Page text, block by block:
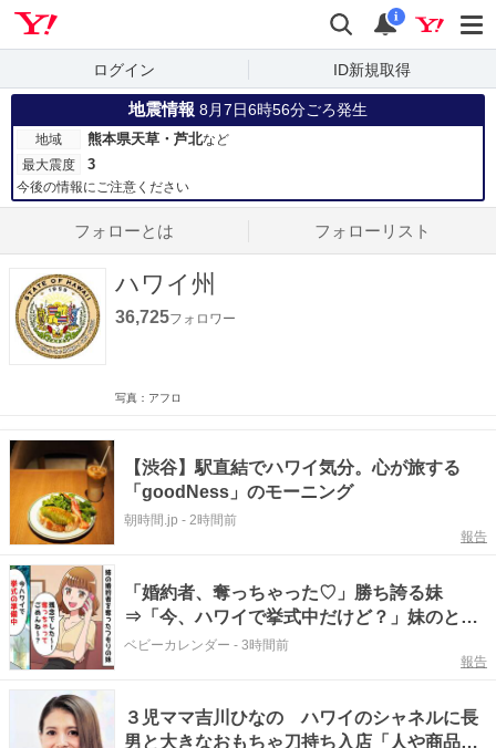
検索
通知
i
ログイン ID新規取得
地震情報 8月7日6時56分ごろ発生
地域 熊本県天草・芦北など
最大震度
3
今後の情報にご注意ください
フォローとは フォローリスト
ハワイ州
36,725フォロワー
写真：アフロ
【渋谷】駅直結でハワイ気分。心が旅する
「goodNess」のモーニング
朝時間.jp - 2時間前
報告
「婚約者、奪っちゃった♡」勝ち誇る妹
⇒「今、ハワイで挙式中だけど？」妹のとん
でもない勘違いとは
ベビーカレンダー - 3時間前
報告
３児ママ吉川ひなの ハワイのシャネルに長
男と大きなおもちゃ刀持ち入店「人や商品に